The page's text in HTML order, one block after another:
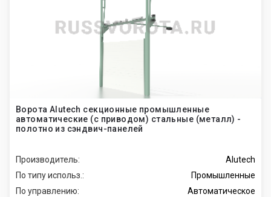
Ворота Alutech секционные промышленные
автоматические (с приводом) стальные (металл) -
полотно из сэндвич-панелей
Производитель:
Alutech
По типу использ.:
Промышленные
По управлению:
Автоматическое